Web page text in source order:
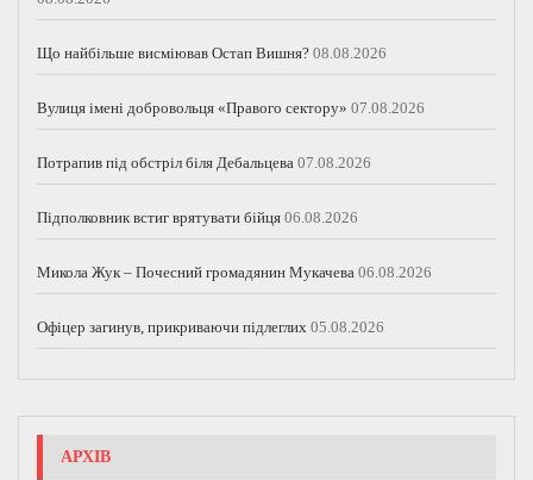
Що найбільше висміював Остап Вишня? 08.08.2026
Вулиця імені добровольця «Правого сектору» 07.08.2026
Потрапив під обстріл біля Дебальцева 07.08.2026
Підполковник встиг врятувати бійця 06.08.2026
Микола Жук – Почесний громадянин Мукачева 06.08.2026
Офіцер загинув, прикриваючи підлеглих 05.08.2026
АРХІВ